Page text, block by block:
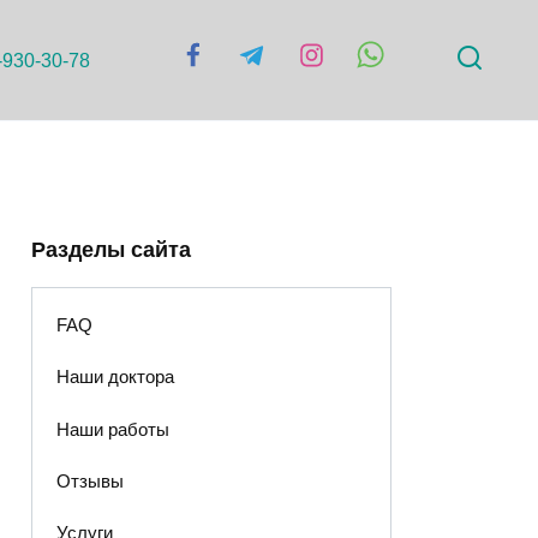
30-78
Разделы сайта
FAQ
Наши доктора
Наши работы
Отзывы
Услуги